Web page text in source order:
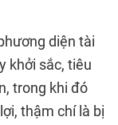
diện tài
khởi sắc, tiêu
trong khi đó
thậm chí là bị